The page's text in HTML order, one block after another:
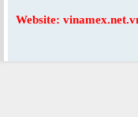
Website: